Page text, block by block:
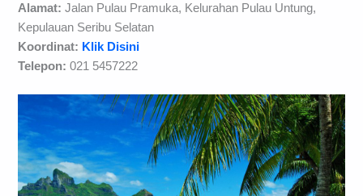
Alamat:Jalan Pulau Pramuka, Kelurahan Pulau Untung,
Kepulauan Seribu Selatan
Koordinat: Klik Disini
Telepon:021 5457222